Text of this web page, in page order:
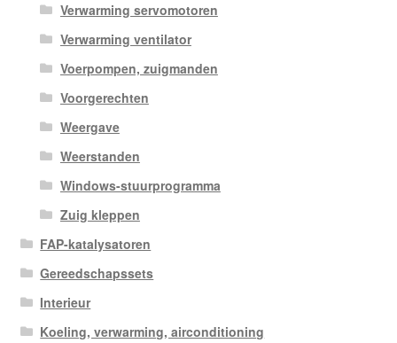
Verwarming servomotoren
Verwarming ventilator
Voerpompen, zuigmanden
Voorgerechten
Weergave
Weerstanden
Windows-stuurprogramma
Zuig kleppen
FAP-katalysatoren
Gereedschapssets
Interieur
Koeling, verwarming, airconditioning